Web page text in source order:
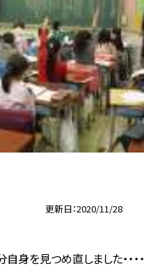
更新日 2020/11/28
身を見つめ直しました・・・・